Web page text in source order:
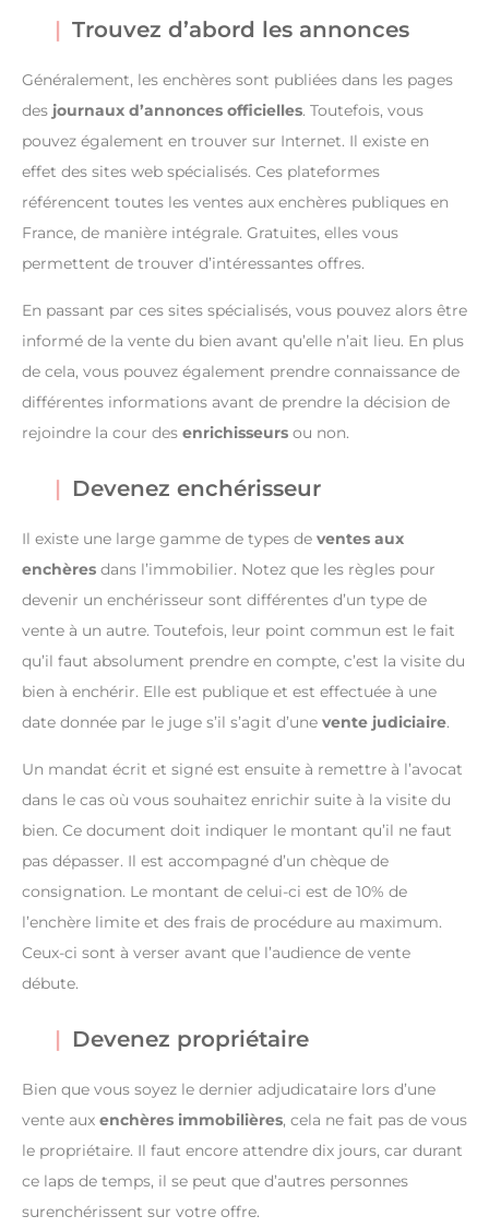
Trouvez d’abord les annonces
Généralement, les enchères sont publiées dans les pages
des journaux d’annonces officielles. Toutefois, vous
pouvez également en trouver sur Internet. Il existe en
effet des sites web spécialisés. Ces plateformes
référencent toutes les ventes aux enchères publiques en
France, de manière intégrale. Gratuites, elles vous
permettent de trouver d’intéressantes offres.
En passant par ces sites spécialisés, vous pouvez alors être
informé de la vente du bien avant qu’elle n’ait lieu. En plus
de cela, vous pouvez également prendre connaissance de
différentes informations avant de prendre la décision de
rejoindre la cour des enrichisseurs ou non.
Devenez enchérisseur
Il existe une large gamme de types de ventes aux
enchères dans l’immobilier. Notez que les règles pour
devenir un enchérisseur sont différentes d’un type de
vente à un autre. Toutefois, leur point commun est le fait
qu’il faut absolument prendre en compte, c’est la visite du
bien à enchérir. Elle est publique et est effectuée à une
date donnée par le juge s’il s’agit d’une vente judiciaire.
Un mandat écrit et signé est ensuite à remettre à l’avocat
dans le cas où vous souhaitez enrichir suite à la visite du
bien. Ce document doit indiquer le montant qu’il ne faut
pas dépasser. Il est accompagné d’un chèque de
consignation. Le montant de celui-ci est de 10% de
l’enchère limite et des frais de procédure au maximum.
Ceux-ci sont à verser avant que l’audience de vente
débute.
Devenez propriétaire
Bien que vous soyez le dernier adjudicataire lors d’une
vente aux enchères immobilières, cela ne fait pas de vous
le propriétaire. Il faut encore attendre dix jours, car durant
ce laps de temps, il se peut que d’autres personnes
surenchérissent sur votre offre.